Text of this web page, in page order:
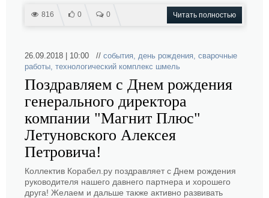
816 0 0 Читать полностью
26.09.2018 | 10:00 // события, день рождения, сварочные
работы, технологический комплекс шмель
Поздравляем с Днем рождения
генерального директора
компании "Магнит Плюс"
Летуновского Алексея
Петровича!
Коллектив Корабел.ру поздравляет с Днем рождения
руководителя нашего давнего партнера и хорошего
друга! Желаем и дальше также активно развивать